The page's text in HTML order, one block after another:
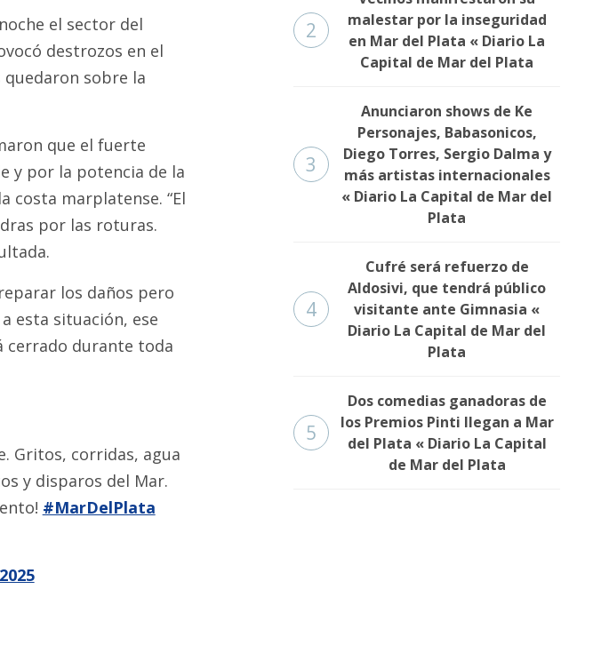
el sector del
destrozos en el
sobre la
que el fuerte
y por la potencia de la
costa marplatense. “El
por las roturas.
los daños pero
esta situación, ese
cerrado durante toda
Gritos, corridas, agua
y disparos del Mar.
#MarDelPlata
2
malestar por la inseguridad
en Mar del Plata « Diario La
Capital de Mar del Plata
3
Anunciaron shows de Ke
Personajes, Babasonicos,
Diego Torres, Sergio Dalma y
más artistas internacionales
« Diario La Capital de Mar del
Plata
4
Cufré será refuerzo de
Aldosivi, que tendrá público
visitante ante Gimnasia «
Diario La Capital de Mar del
Plata
5
Dos comedias ganadoras de
los Premios Pinti llegan a Mar
del Plata « Diario La Capital
de Mar del Plata